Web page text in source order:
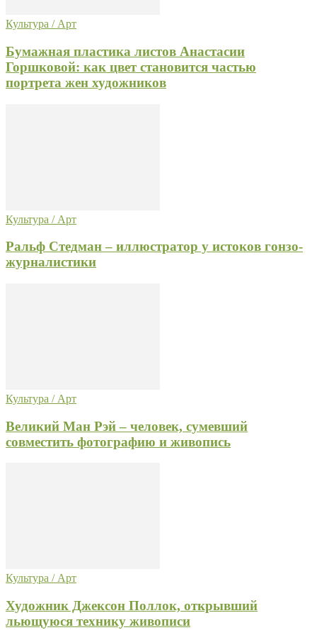
Культура / Арт
Бумажная пластика листов Анастасии
Горшковой: как цвет становится частью
портрета жен художников
Культура / Арт
Ральф Стедман – иллюстратор у истоков гонзо-
журналистики
Культура / Арт
Великий Ман Рэй – человек, сумевший
совместить фотографию и живопись
Культура / Арт
Художник Джексон Поллок, открывший
льющуюся технику живописи